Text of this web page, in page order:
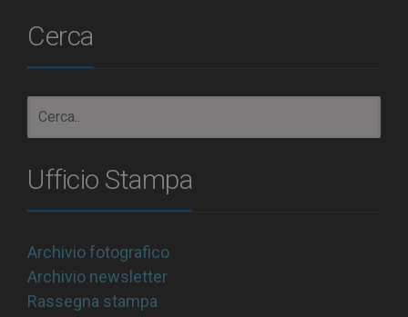
Cerca
Ufficio Stampa
Archivio fotografico
Archivio newsletter
Rassegna stampa